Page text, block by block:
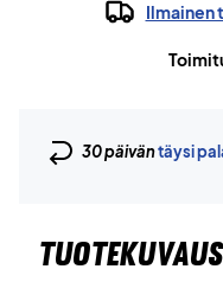
Ilmainen
30 päiväntäysi
TUOTEKUVAUS